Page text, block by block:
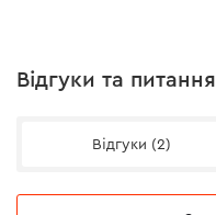
Відгуки та питання
Відгуки (2)